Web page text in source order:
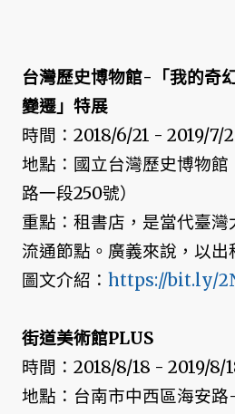
台灣歷史博物館-「我的奇
變遷」特展
時間：2018/6/21 - 2019/7/
地點：國立台灣歷史博物館
路一段250號）
重點：租書店，是當代臺
流通節點。廣義來說，以出
圖文介紹： https://bit.ly/
街道美術館PLUS
時間：2018/8/18 - 2019/8/
地點：台南市中西區海安